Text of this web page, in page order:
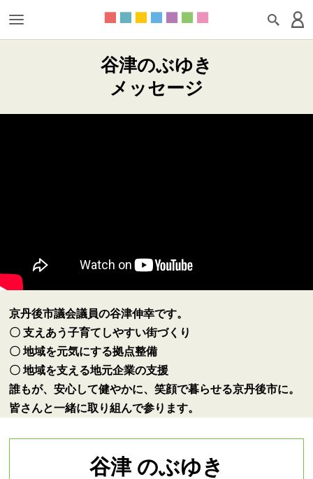
谷津のぶゆき
メッセージ
京丹後市議会議員の谷津伸幸です。
〇 支えあう子育てしやすい街づくり
〇 地域を元気にする拠点整備
〇 地域を支える地元企業の支援
誰もが、安心して健やかに、笑顔で暮らせる京丹後市に。
皆さんと一緒に取り組んで参ります。
谷津 のぶゆき